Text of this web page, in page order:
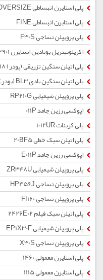
پلی استایرن انبساطی OVERSIZE
پلی استایرن انبساطی FINE
پلی پروپیلن نساجی F30S
اکریلونیتریل بوتادین استایرن SV0157W2901
پلی اتیلن سنگین تزریقی (پودر) 52518
پلی اتیلن سنگین بادی BL3 (پودر)
پلی پروپیلن شیمیایی RP210G
اپوکسی رزین جامد 011P
پلی کربنات 1012UR
پلی اتیلن سبک خطی 20BF5
اپوکسی رزین جامد E011P
پلی پروپیلن شیمیایی ZR348U
پلی پروپیلن نساجی HP456J
پلی پروپیلن نساجی FI160
پلی اتیلن سبک فیلم 2426E02
پلی پروپیلن شیمیایی EP1X30F
پلی پروپیلن نساجی X30S
پلی استایرن معمولی 1460
پلی استایرن معمولی 1115